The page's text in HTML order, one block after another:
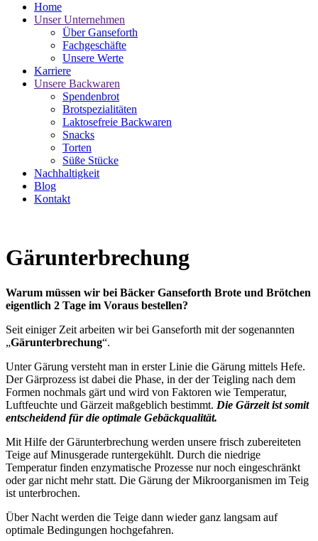
Home
Unser Unternehmen
Über Ganseforth
Fachgeschäfte
Unsere Werte
Karriere
Unsere Backwaren
Spendenbrot
Brotspezialitäten
Laktosefreie Backwaren
Snacks
Torten
Süße Stücke
Nachhaltigkeit
Blog
Kontakt
Gärunterbrechung
Warum müssen wir bei Bäcker Ganseforth Brote und Brötchen
eigentlich 2 Tage im Voraus bestellen?
Seit einiger Zeit arbeiten wir bei Ganseforth mit der sogenannten
„Gärunterbrechung“.
Unter Gärung versteht man in erster Linie die Gärung mittels Hefe.
Der Gärprozess ist dabei die Phase, in der der Teigling nach dem
Formen nochmals gärt und wird von Faktoren wie Temperatur,
Luftfeuchte und Gärzeit maßgeblich bestimmt. Die Gärzeit ist somit
entscheidend für die optimale Gebäckqualität.
Mit Hilfe der Gärunterbrechung werden unsere frisch zubereiteten
Teige auf Minusgerade runtergekühlt. Durch die niedrige
Temperatur finden enzymatische Prozesse nur noch eingeschränkt
oder gar nicht mehr statt. Die Gärung der Mikroorganismen im Teig
ist unterbrochen.
Über Nacht werden die Teige dann wieder ganz langsam auf
optimale Bedingungen hochgefahren.